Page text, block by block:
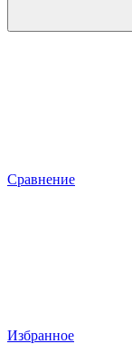
Сравнение
Избранное